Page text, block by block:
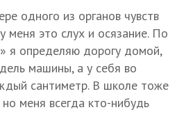
одного из органов чувств
меня это слух и осязание. По
я определяю дорогу домой,
машины, а у себя во
сантиметр. В школе тоже
меня всегда кто-нибудь